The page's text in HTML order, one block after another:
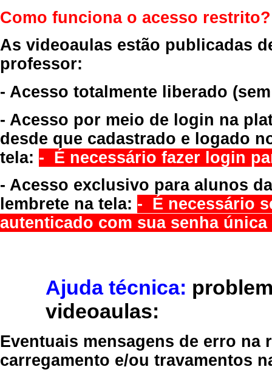
Como funciona o acesso restrito?
As videoaulas estão publicadas
professor:
- Acesso totalmente liberado
- Acesso por meio de login na
desde que cadastrado e logado
tela: - É necessário fazer login
- Acesso exclusivo para alunos
lembrete na tela: - É necessário
autenticado com sua senha
Ajuda técnica:
videoaulas:
Eventuais mensagens de erro
carregamento e/ou travamentos